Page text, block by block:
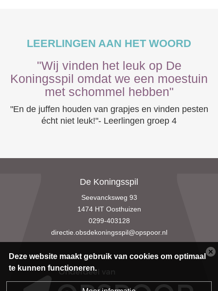
LEERLINGEN AAN HET WOORD
"Wij vinden het leuk op De
Koningsspil omdat we een moestuin
met schommel hebben"
"En de juffen houden van grapjes en vinden pesten
écht niet leuk!"- Leerlingen groep 4
De Koningsspil
Seevancksweg 93
1474 HT Oosthuizen
0299-403128
directie.obsdekoningsspil@opspoor.nl
Deze website maakt gebruik van cookies om optimaal
te kunnen functioneren.